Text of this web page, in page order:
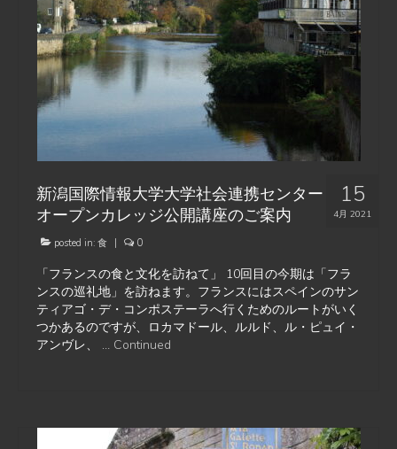
15
4月 2021
新潟国際情報大学大学社会連携センター
オープンカレッジ公開講座のご案内
posted in: 食 0
「フランスの食と文化を訪ねて」 10回目の今期は「フラ
ンスの巡礼地」を訪ねます。フランスにはスペインのサン
ティアゴ・デ・コンポステーラへ行くためのルートがいく
つかあるのですが、ロカマドール、ルルド、ル・ピュイ・
アンヴレ、 … Continued